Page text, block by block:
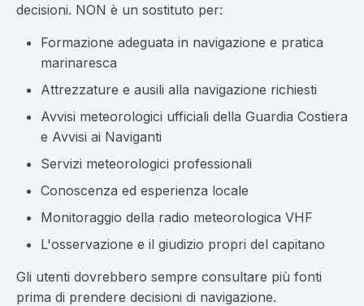
decisioni. NON è un sostituto per:
Formazione adeguata in navigazione e pratica
marinaresca
Attrezzature e ausili alla navigazione richiesti
Avvisi meteorologici ufficiali della Guardia Costiera
e Avvisi ai Naviganti
Servizi meteorologici professionali
Conoscenza ed esperienza locale
Monitoraggio della radio meteorologica VHF
L'osservazione e il giudizio propri del capitano
Gli utenti dovrebbero sempre consultare più fonti
prima di prendere decisioni di navigazione.